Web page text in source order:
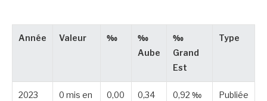
Année Valeur ‰
‰
Aube
‰
Grand
Est
Type
2023
0 mis en
0,00
0,34
0,92 ‰ Publiée